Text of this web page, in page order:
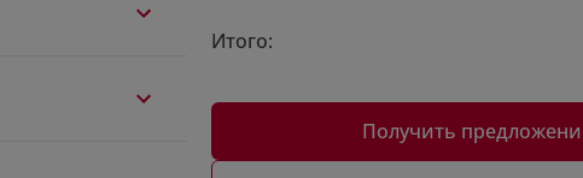
Итого:
Получить